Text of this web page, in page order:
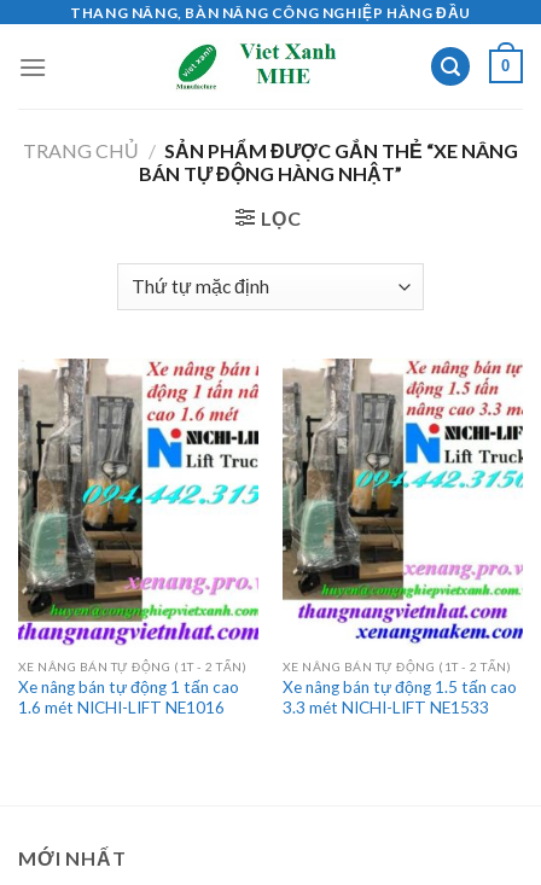
content
THANG NÂNG, BÀN NÂNG CÔNG NGHIỆP HÀNG ĐẦU
0
TRANG CHỦ / SẢN PHẨM ĐƯỢC GẮN THẺ “XE NÂNG
BÁN TỰ ĐỘNG HÀNG NHẬT”
LỌC
XE NÂNG BÁN TỰ ĐỘNG (1T - 2 TẤN)
Xe nâng bán tự động 1 tấn cao
1.6 mét NICHI-LIFT NE1016
XE NÂNG BÁN TỰ ĐỘNG (1T - 2 TẤN)
Xe nâng bán tự động 1.5 tấn cao
3.3 mét NICHI-LIFT NE1533
MỚI NHẤT